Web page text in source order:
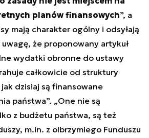
planów finansowych”, a
mają charakter ogólny i odsyłają
uwagę, że proponowany artykuł
wydatki obronne do ustawy
całkowicie od struktury
dzisiaj są finansowane
państwa”. „One nie są
z budżetu państwa, są też
m.in. z olbrzymiego Funduszu